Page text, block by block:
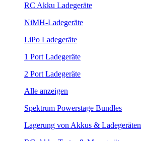
RC Akku Ladegeräte
NiMH-Ladegeräte
LiPo Ladegeräte
1 Port Ladegeräte
2 Port Ladegeräte
Alle anzeigen
Spektrum Powerstage Bundles
Lagerung von Akkus & Ladegeräten